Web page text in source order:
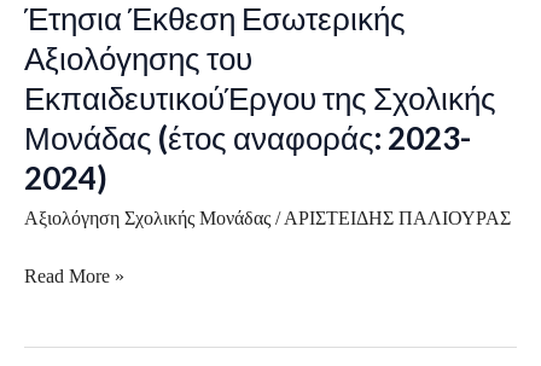
Έτησια Έκθεση Εσωτερικής
Αξιολόγησης του
ΕκπαιδευτικούΈργου της Σχολικής
Μονάδας (έτος αναφοράς: 2023-
2024)
Αξιολόγηση Σχολικής Μονάδας /ΑΡΙΣΤΕΙΔΗΣ ΠΑΛΙΟΥΡΑΣ
Έτησια
Έκθεση
Εσωτερικής
Αξιολόγησης
του
ΕκπαιδευτικούΈργου
Σχολικής
Read More »